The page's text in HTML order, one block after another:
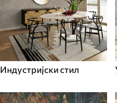
Индустријски стил